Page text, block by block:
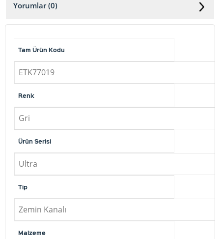
Yorumlar (0)
Tam Ürün Kodu
ETK77019
Renk
Gri
Ürün Serisi
Ultra
Tip
Zemin Kanalı
Malzeme